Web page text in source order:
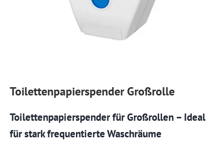
Toilettenpapierspender Großrolle
Toilettenpapierspender für Großrollen – Ideal
für stark frequentierte Waschräume